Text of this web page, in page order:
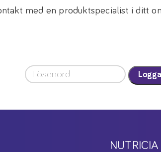
med en produktspecialist i ditt